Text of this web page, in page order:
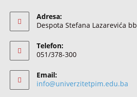
Adresa:
Despota Stefana Lazarevića bb
Telefon:
051/378-300
Email:
info@univerzitetpim.edu.ba